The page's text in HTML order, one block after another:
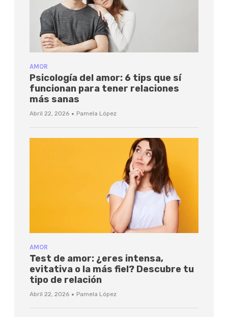
AMOR
Psicología del amor: 6 tips que sí
funcionan para tener relaciones
más sanas
Abril 22, 2026 · Pamela López
AMOR
Test de amor: ¿eres intensa,
evitativa o la más fiel? Descubre tu
tipo de relación
Abril 22, 2026 · Pamela López